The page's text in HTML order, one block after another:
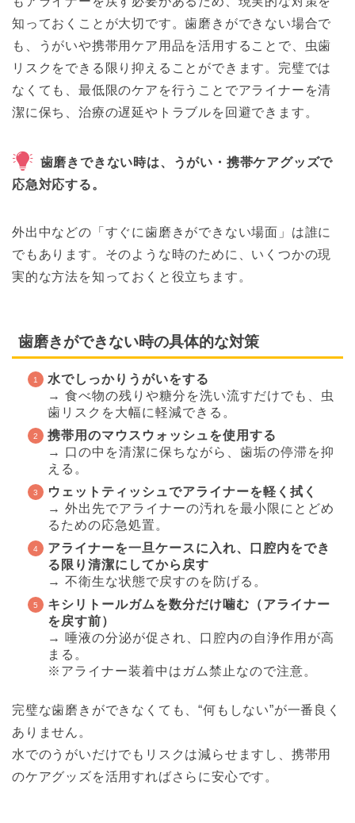
知っておくことが大切です。歯磨きができない場合で
も、うがいや携帯用ケア用品を活用することで、虫歯
リスクをできる限り抑えることができます。完璧では
なくても、最低限のケアを行うことでアライナーを清
潔に保ち、治療の遅延やトラブルを回避できます。
歯磨きできない時は、うがい・携帯ケアグッズで
応急対応する。
外出中などの「すぐに歯磨きができない場面」は誰に
でもあります。そのような時のために、いくつかの現
実的な方法を知っておくと役立ちます。
歯磨きができない時の具体的な対策
水でしっかりうがいをする
→ 食べ物の残りや糖分を洗い流すだけでも、虫
歯リスクを大幅に軽減できる。
携帯用のマウスウォッシュを使用する
→ 口の中を清潔に保ちながら、歯垢の停滞を抑
える。
ウェットティッシュでアライナーを軽く拭く
→ 外出先でアライナーの汚れを最小限にとどめ
るための応急処置。
アライナーを一旦ケースに入れ、口腔内をでき
る限り清潔にしてから戻す
→ 不衛生な状態で戻すのを防げる。
キシリトールガムを数分だけ噛む（アライナー
を戻す前）
→ 唾液の分泌が促され、口腔内の自浄作用が高
まる。
※アライナー装着中はガム禁止なので注意。
完璧な歯磨きができなくても、“何もしない”が一番良く
ありません。
水でのうがいだけでもリスクは減らせますし、携帯用
のケアグッズを活用すればさらに安心です。